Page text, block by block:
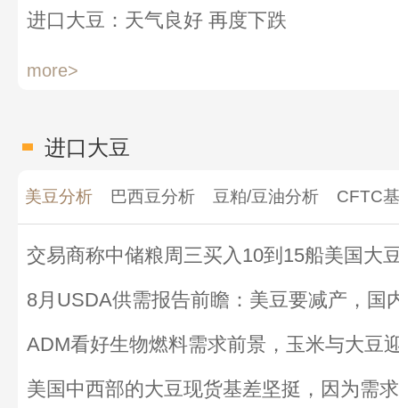
进口大豆：天气良好 再度下跌
more>
进口大豆
美豆分析 巴西豆分析 豆粕/豆油分析 CFTC
交易商称中储粮周三买入10到15船美国大